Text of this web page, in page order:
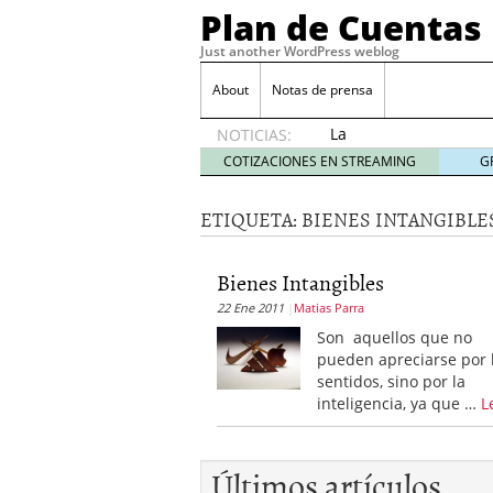
Plan de Cuentas
Just another WordPress weblog
About Notas de prensa
NOTICIAS:
La
elección
del
seguro
es tuya
17, 2015
Ventajas de las Tarjetas
Aportes de capital junio
¿Qué es el análisis
¿Quién debe firmar un
COTIZACIONES EN STREAMING
ETIQUETA: BIENES
Bienes Intangibles
22 Ene 2011 Matias Parra
Son aquellos que no
pueden apreciarse por
sentidos, sino por la
inteligencia, ya que …